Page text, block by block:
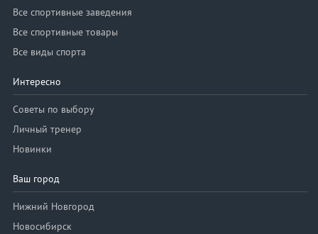
Все спортивные заведения
Все спортивные товары
Все виды спорта
Интересно
Советы по выбору
Личный тренер
Новинки
Ваш город
Нижний Новгород
Новосибирск